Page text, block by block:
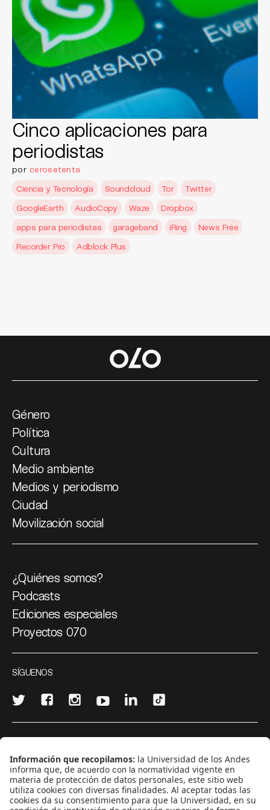
Cinco aplicaciones para
periodistas
por cerosetenta
Ciencia y Tecnología
Soundcloud Tor
Twitter
GoogleEarth
AudioCopy Waze
Dropbox
apps para periodistas
garageband iRing
News Free
Recorder Pro
Adblock Plus
Género
Política
Cultura
Medio ambiente
Medios y periodismo
Ciudad
Movilización social
¿Quiénes somos?
Podcasts
Ediciones especiales
Proyectos 070
SÍGUENOS
CONTÁCTANOS
cerosetenta@uniandes.edu.co